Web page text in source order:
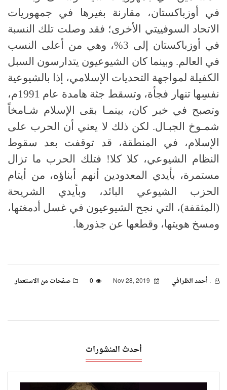
في أوزباكستان، مقارنة بغيرها في جمهوريات
الاتحاد السوفييتي الأخرى؛ فقد وصلت تلك النسبة
في أوزباكستان إلى 3%، وهي من أعلى النسب
في العالم. وبينما كان الشيوعيون يتدارسون السبل
الكفيلة لمواجهة التحديات الإسلامي، إذا بالشيوعية
نفسِها تنهار فجأة، وتسقط جثة هامدة عام 1991م،
وتصبح في خبر كان، بينمـا بقى الإسلام شـامخاً
شمـوخ الجبـال. لكن ذلك لا يعني أن الحرب على
الإسلام، في المنطقة، قد توقفت بعد سقوط
النظام الشيوعي، كلا كلا! فتلك الحرب ما تزال
مستمرة، بأيدي المعدودين أنهم أبناؤه، من أيتام
الحزب الشيوعي البائد، وبأيدي الشريحة
(المثقفة)، التي نجح الشيوعيون في غسل أدمغتها،
ومسخ هويتها، وقطعها عن جذورها.
. أحمد الظرافي 0 صفحات من الاستعمار
أحدث المنشورات